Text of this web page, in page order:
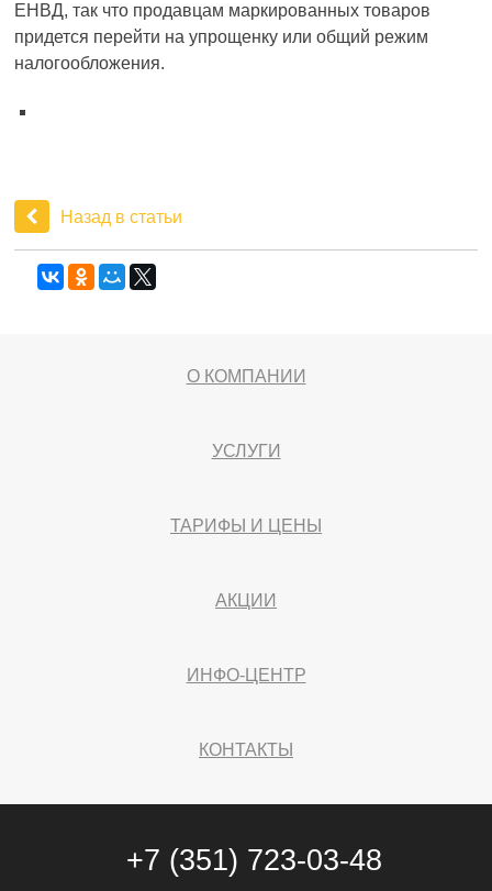
ЕНВД, так что продавцам маркированных товаров
придется перейти на упрощенку или общий режим
налогообложения.
Назад в статьи
О КОМПАНИИ
УСЛУГИ
ТАРИФЫ И ЦЕНЫ
АКЦИИ
ИНФО-ЦЕНТР
КОНТАКТЫ
+7 (351) 723-03-48